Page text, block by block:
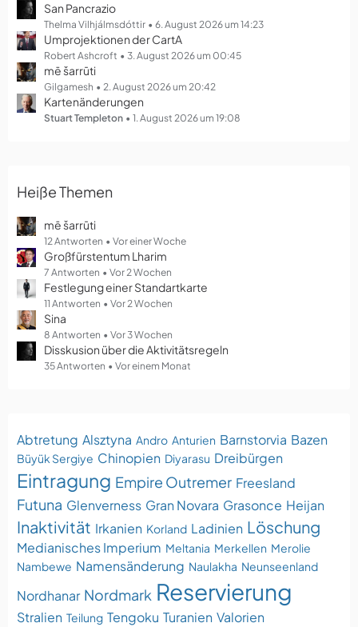
t
r
ä
g
e
San Pancrazio
Thelma Vilhjálmsdóttir 6. August 2026 um 14:23
Umprojektionen der CartA
Robert Ashcroft 3. August 2026 um 00:45
mē šarrūti
Gilgamesh 2. August 2026 um 20:42
Kartenänderungen
Stuart Templeton 1. August 2026 um 19:08
Heiße Themen
mē šarrūti
12 Antworten Vor einer Woche
Großfürstentum Lharim
7 Antworten Vor 2 Wochen
Festlegung einer Standartkarte
11 Antworten Vor 2 Wochen
Sina
8 Antworten Vor 3 Wochen
Disskusion über die Aktivitätsregeln
35 Antworten Vor einem Monat
Abtretung Alsztyna Andro Anturien Barnstorvia Bazen
Büyük Sergiye Chinopien Diyarasu Dreibürgen
Eintragung Empire Outremer Freesland
Futuna Glenverness Gran Novara Grasonce Heijan
Inaktivität Irkanien Korland Ladinien Löschung
Medianisches Imperium Meltania Merkellen Merolie
Nambewe Namensänderung Naulakha Neunseenland
Nordhanar Nordmark Reservierung
Stralien Teilung Tengoku Turanien Valorien